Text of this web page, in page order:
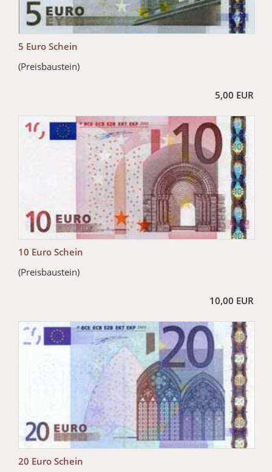
5 Euro Schein
(Preisbaustein)
5,00 EUR
10 Euro Schein
(Preisbaustein)
10,00 EUR
20 Euro Schein